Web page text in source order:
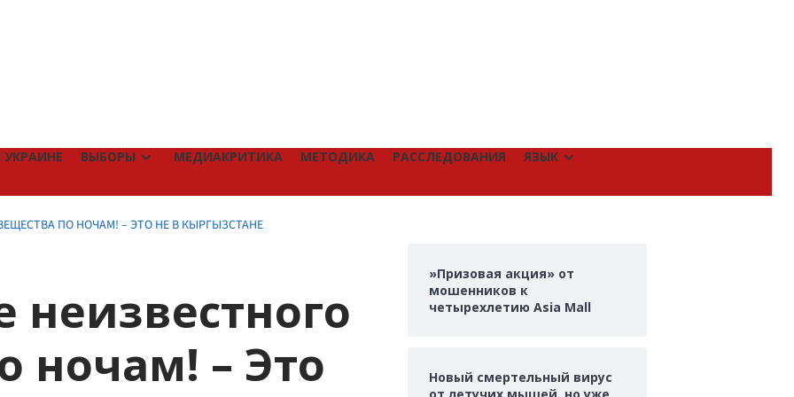
ВЫБОРЫ МЕДИАКРИТИКА МЕТОДИКА РАССЛЕДОВАНИЯ ЯЗЫК
ПО НОЧАМ! – ЭТО НЕ В КЫРГЫЗСТАНЕ
неизвестного
ночам! – Это
»Призовая акция» от
мошенников к
четырехлетию Asia Mall
Новый смертельный вирус